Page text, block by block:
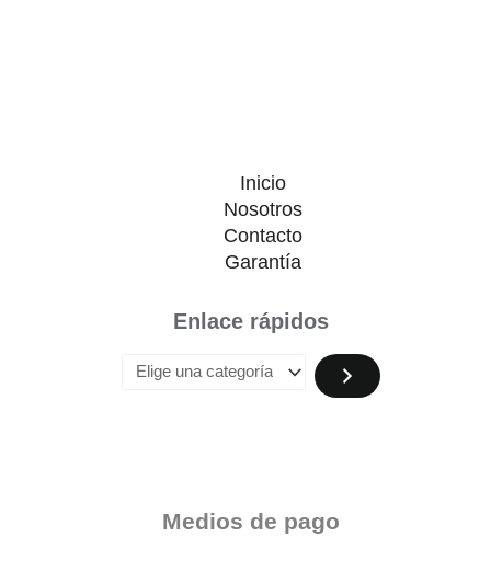
Inicio
Nosotros
Contacto
Garantía
Enlace rápidos
Medios de pago